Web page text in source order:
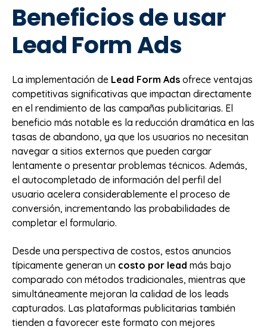
Beneficios de usar
Lead Form Ads
La implementación de Lead Form Ads ofrece ventajas
competitivas significativas que impactan directamente
en el rendimiento de las campañas publicitarias. El
beneficio más notable es la reducción dramática en las
tasas de abandono, ya que los usuarios no necesitan
navegar a sitios externos que pueden cargar
lentamente o presentar problemas técnicos. Además,
el autocompletado de información del perfil del
usuario acelera considerablemente el proceso de
conversión, incrementando las probabilidades de
completar el formulario.
Desde una perspectiva de costos, estos anuncios
típicamente generan un costo por lead más bajo
comparado con métodos tradicionales, mientras que
simultáneamente mejoran la calidad de los leads
capturados. Las plataformas publicitarias también
tienden a favorecer este formato con mejores